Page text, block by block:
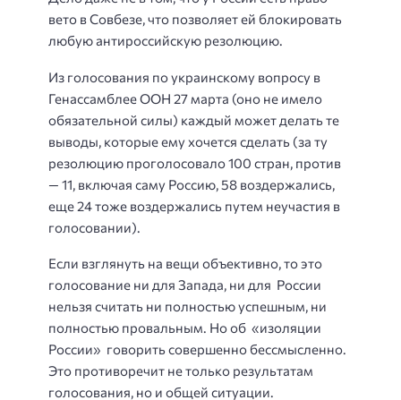
вето в Совбезе, что позволяет ей блокировать
любую антироссийскую резолюцию.
Из голосования по украинскому вопросу в
Генассамблее ООН 27 марта (оно не имело
обязательной силы) каждый может делать те
выводы, которые ему хочется сделать (за ту
резолюцию проголосовало 100 стран, против
— 11, включая саму Россию, 58 воздержались,
еще 24 тоже воздержались путем неучастия в
голосовании).
Если взглянуть на вещи объективно, то это
голосование ни для Запада, ни для России
нельзя считать ни полностью успешным, ни
полностью провальным. Но об «изоляции
России» говорить совершенно бессмысленно.
Это противоречит не только результатам
голосования, но и общей ситуации.